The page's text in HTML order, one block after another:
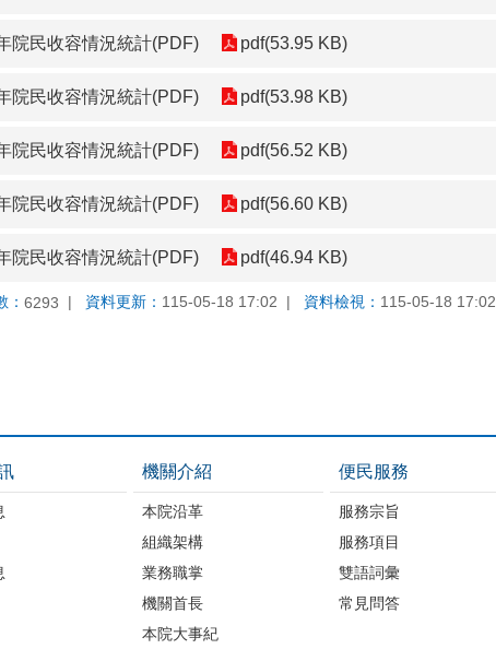
院民收容情況統計(PDF) pdf(53.95 KB)
院民收容情況統計(PDF) pdf(53.98 KB)
院民收容情況統計(PDF) pdf(56.52 KB)
院民收容情況統計(PDF) pdf(56.60 KB)
院民收容情況統計(PDF) pdf(46.94 KB)
： 6293 資料更新： 115-05-18 17:02 資料檢視： 115-05-18 17:02
機關介紹
本院沿革
組織架構
業務職掌
機關首長
本院大事紀
便民服務
服務宗旨
服務項目
雙語詞彙
常見問答